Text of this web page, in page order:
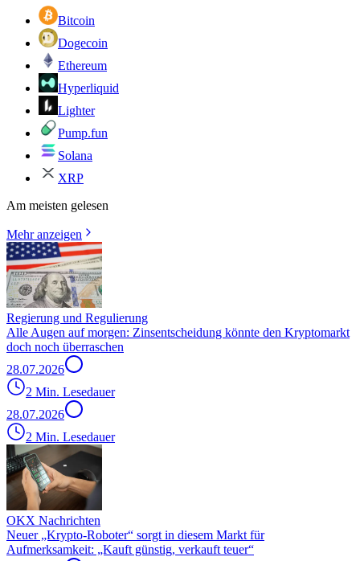
Bitcoin
Dogecoin
Ethereum
Hyperliquid
Lighter
Pump.fun
Solana
XRP
Am meisten gelesen
Mehr anzeigen
Regierung und Regulierung
Alle Augen auf morgen: Zinsentscheidung könnte den Kryptomarkt
doch noch überraschen
28.07.2026
2 Min. Lesedauer
28.07.2026
2 Min. Lesedauer
OKX Nachrichten
Neuer „Krypto-Roboter“ sorgt in diesem Markt für
Aufmerksamkeit: „Kauft günstig, verkauft teuer“